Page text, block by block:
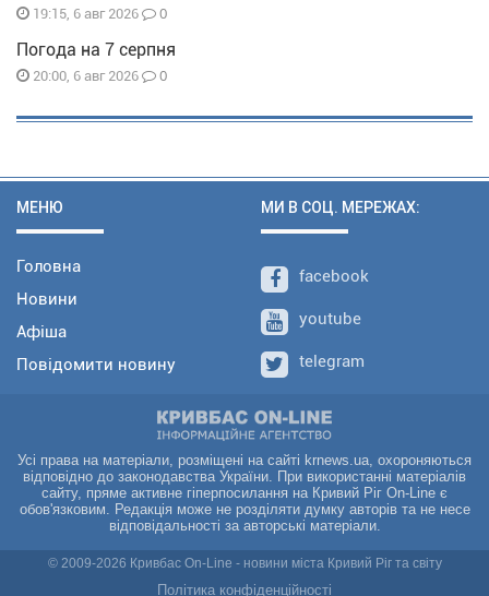
19:15, 6 авг 2026 0
Погода на 7 серпня
20:00, 6 авг 2026 0
МЕНЮ
Головна
Новини
Афіша
Повідомити новину
МИ В СОЦ. МЕРЕЖАХ:
facebook
youtube
telegram
Усі права на матеріали, розміщені на сайті krnews.ua, охороняються
відповідно до законодавства України. При використанні матеріалів
сайту, пряме активне гіперпосилання на Кривий Ріг On-Line є
обов'язковим. Редакція може не розділяти думку авторів та не несе
відповідальності за авторські матеріали.
© 2009-2026 Кривбас On-Line - новини міста Кривий Ріг та світу
Політика конфіденційності